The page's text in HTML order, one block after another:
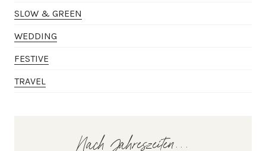
SLOW & GREEN
WEDDING
FESTIVE
TRAVEL
Nach Jahreszeiten...